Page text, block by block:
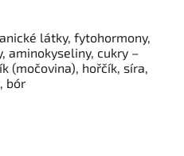
látky, fytohormony,
aminokyseliny, cukry –
(močovina), hořčík, síra,
bór